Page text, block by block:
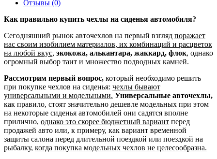
Отзывы (0)
Как правильно купить чехлы на сиденья автомобиля?
Сегодняшний рынок авточехлов на первый взгляд поражает
нас своим изобилием материалов, их комбинаций и расцветок
на любой вкус, экокожа, алькантара, жаккард, флок, однако
огромный выбор таит и множество подводных камней.
Рассмотрим первый вопрос, который необходимо решить
при покупке чехлов на сиденья: чехлы бывают
универсальными и модельными. Универсальные авточехлы,
как правило, стоят значительно дешевле модельных при этом
на некоторые сиденья автомобилей они садятся вполне
прилично, однако это скорее бюджетный вариант перед
продажей авто или, к примеру, как вариант временной
защиты салона перед длительной поездкой или поездкой на
рыбалку, когда покупка модельных чехлов не целесообразна.